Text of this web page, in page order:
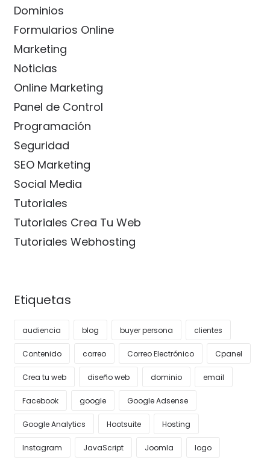
Dominios
Formularios Online
Marketing
Noticias
Online Marketing
Panel de Control
Programación
Seguridad
SEO Marketing
Social Media
Tutoriales
Tutoriales Crea Tu Web
Tutoriales Webhosting
Etiquetas
audiencia blog buyer persona clientes
Contenido correo Correo Electrónico Cpanel
Crea tu web diseño web dominio email
Facebook google Google Adsense
Google Analytics Hootsuite Hosting
Instagram JavaScript Joomla logo